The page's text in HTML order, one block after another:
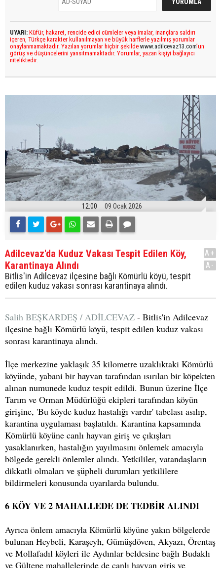
UYARI: Küfür, hakaret, rencide edici cümleler veya imalar, inançlara saldırı
içeren, Türkçe karakter kullanılmayan ve büyük harflerle yazılmış yorumlar
onaylanmamaktadır. Yazılan yorumlar hiçbir şekilde www.adilcevaz13.com’un
görüş ve düşüncelerini yansıtmamaktadır. Yorumlar, yazan kişiyi bağlayıcı
niteliktedir.
12:00 09 Ocak 2026
Adilcevaz'da Kuduz Vakası Tespit Edilen Köy,
Karantinaya Alındı
Bitlis'in Adilcevaz ilçesine bağlı Kömürlü köyü, tespit
edilen kuduz vakası sonrası karantinaya alındı.
A+
A-
Salih BEŞKARDEŞ / ADİLCEVAZ - Bitlis'in Adilcevaz
ilçesine bağlı Kömürlü köyü, tespit edilen kuduz vakası
sonrası karantinaya alındı.
İlçe merkezine yaklaşık 35 kilometre uzaklıktaki Kömürlü
köyünde, yabani bir hayvan tarafından ısırılan bir köpekten
alınan numunede kuduz tespit edildi. Bunun üzerine İlçe
Tarım ve Orman Müdürlüğü ekipleri tarafından köyün
girişine, 'Bu köyde kuduz hastalığı vardır' tabelası asılıp,
karantina uygulaması başlatıldı. Karantina kapsamında
Kömürlü köyüne canlı hayvan giriş ve çıkışları
yasaklanırken, hastalığın yayılmasını önlemek amacıyla
bölgede gerekli önlemler alındı. Yetkililer, vatandaşların
dikkatli olmaları ve şüpheli durumları yetkililere
bildirmeleri konusunda uyarılarda bulundu.
6 KÖY VE 2 MAHALLEDE DE TEDBİR ALINDI
Ayrıca önlem amacıyla Kömürlü köyüne yakın bölgelerde
bulunan Heybeli, Karaşeyh, Gümüşdöven, Akyazı, Örentaş
ve Mollafadıl köyleri ile Aydınlar beldesine bağlı Budaklı
ve Gültepe mahallelerinde de canlı hayvan giriş ve